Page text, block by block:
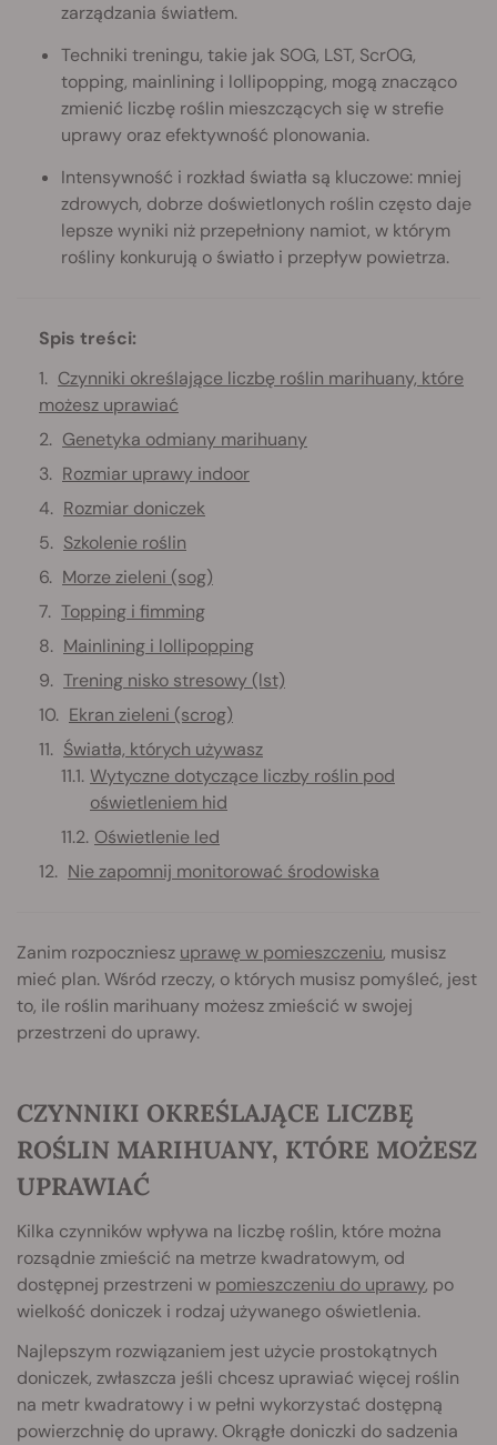
zarządzania światłem.
Techniki treningu, takie jak SOG, LST, ScrOG,
topping, mainlining i lollipopping, mogą znacząco
zmienić liczbę roślin mieszczących się w strefie
uprawy oraz efektywność plonowania.
Intensywność i rozkład światła są kluczowe: mniej
zdrowych, dobrze doświetlonych roślin często daje
lepsze wyniki niż przepełniony namiot, w którym
rośliny konkurują o światło i przepływ powietrza.
Spis treści:
Czynniki określające liczbę roślin marihuany, które
możesz uprawiać
Genetyka odmiany marihuany
Rozmiar uprawy indoor
Rozmiar doniczek
Szkolenie roślin
Morze zieleni (sog)
Topping i fimming
Mainlining i lollipopping
Trening nisko stresowy (lst)
Ekran zieleni (scrog)
Światła, których używasz
Wytyczne dotyczące liczby roślin pod
oświetleniem hid
Oświetlenie led
Nie zapomnij monitorować środowiska
Zanim rozpoczniesz uprawę w pomieszczeniu, musisz
mieć plan. Wśród rzeczy, o których musisz pomyśleć, jest
to, ile roślin marihuany możesz zmieścić w swojej
przestrzeni do uprawy.
CZYNNIKI OKREŚLAJĄCE LICZBĘ
ROŚLIN MARIHUANY, KTÓRE MOŻESZ
UPRAWIAĆ
Kilka czynników wpływa na liczbę roślin, które można
rozsądnie zmieścić na metrze kwadratowym, od
dostępnej przestrzeni w pomieszczeniu do uprawy, po
wielkość doniczek i rodzaj używanego oświetlenia.
Najlepszym rozwiązaniem jest użycie prostokątnych
doniczek, zwłaszcza jeśli chcesz uprawiać więcej roślin
na metr kwadratowy i w pełni wykorzystać dostępną
powierzchnię do uprawy. Okrągłe doniczki do sadzenia